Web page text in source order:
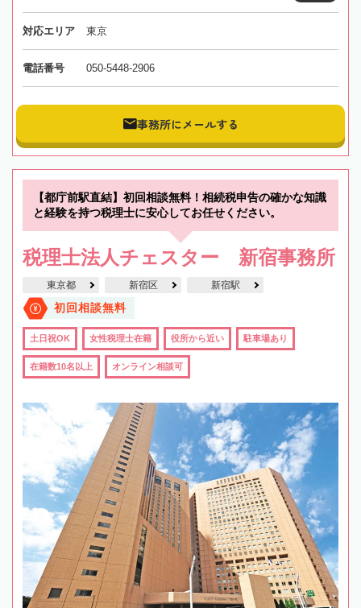
対応エリア 東京
電話番号 050-5448-2906
事務所にメールする
【都庁前駅直結】初回相談無料！相続税申告の確かな知識
と経験を持つ税理士に安心してお任せください。
税理士法人チェスター 新宿事務所
東京都 新宿区 新宿駅
初回相談無料
土日祝OK 女性税理士在籍 役所から近い 駐車場あり
在籍数10名以上 オンライン相談可